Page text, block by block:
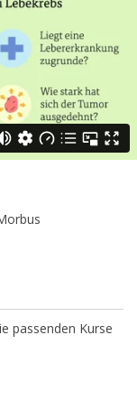
nicht mehr
Behandlungsteam
zum Ziel, Ihre
lange zu
passenden Kurse